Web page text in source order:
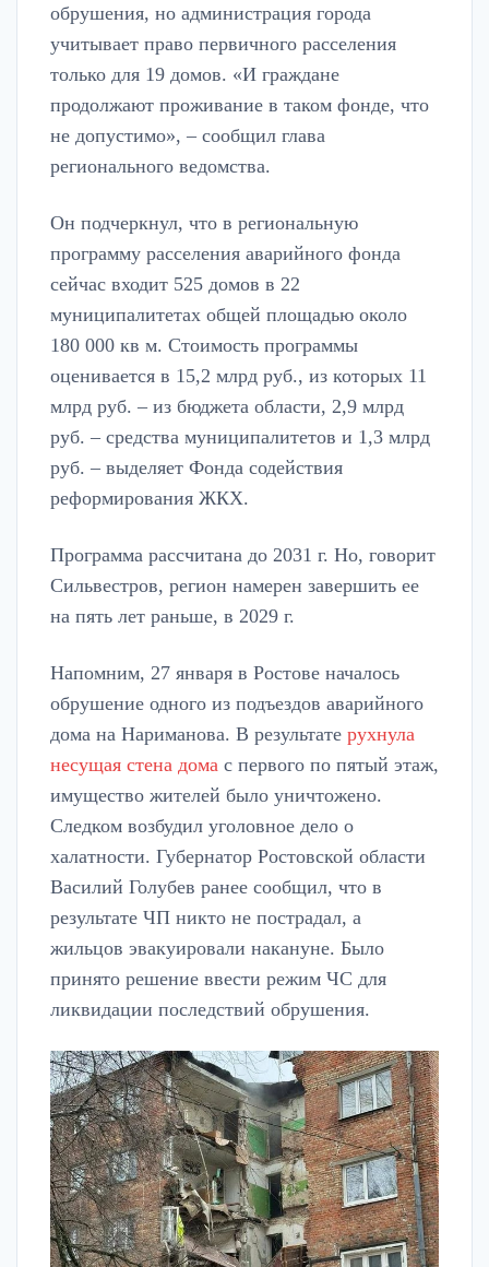
обрушения, но администрация города
учитывает право первичного расселения
только для 19 домов. «И граждане
продолжают проживание в таком фонде, что
не допустимо», – сообщил глава
регионального ведомства.
Он подчеркнул, что в региональную
программу расселения аварийного фонда
сейчас входит 525 домов в 22
муниципалитетах общей площадью около
180 000 кв м. Стоимость программы
оценивается в 15,2 млрд руб., из которых 11
млрд руб. – из бюджета области, 2,9 млрд
руб. – средства муниципалитетов и 1,3 млрд
руб. – выделяет Фонда содействия
реформирования ЖКХ.
Программа рассчитана до 2031 г. Но, говорит
Сильвестров, регион намерен завершить ее
на пять лет раньше, в 2029 г.
Напомним, 27 января в Ростове началось
обрушение одного из подъездов аварийного
дома на Нариманова. В результате рухнула
несущая стена дома с первого по пятый этаж,
имущество жителей было уничтожено.
Следком возбудил уголовное дело о
халатности. Губернатор Ростовской области
Василий Голубев ранее сообщил, что в
результате ЧП никто не пострадал, а
жильцов эвакуировали накануне. Было
принято решение ввести режим ЧС для
ликвидации последствий обрушения.